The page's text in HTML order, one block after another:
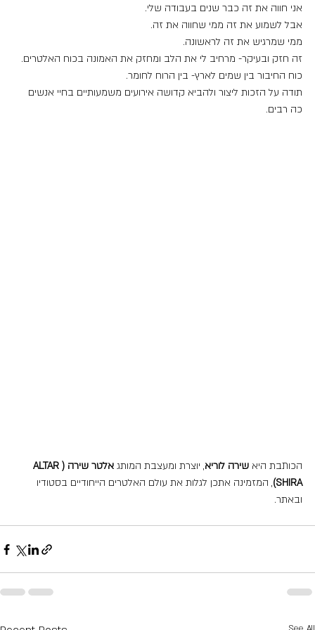
אני חווה את זה כבר שנים בעבודה שלי.
אבל לשמוע את זה ממי שחווה את זה.
ממי שמרגיש את זה לראשונה.
זה חזק ובעיקר- מרחיב לי את הלב ומחזק את האמונה בכוח האלטרים.
כוח החיבור בין שמים לארץ- בין הרוח לחומר.
תודה על הזכות ליצור ולהביא קדושה אירועים משמעותיים בחיי אנשים
כה רבים.
הכותבת היא שירה לוריא, יוצרת ומעצבת המותג
אלטר שירה (ALTAR
SHIRA) , המזמינה אתכן לגלות את עולם האלטרים הייחודיים בסטודיו
ובאתר.